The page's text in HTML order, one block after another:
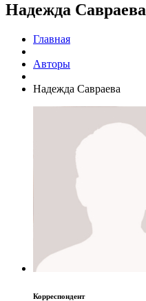
Надежда Савраева
Главная
Авторы
Надежда Савраева
Корреспондент